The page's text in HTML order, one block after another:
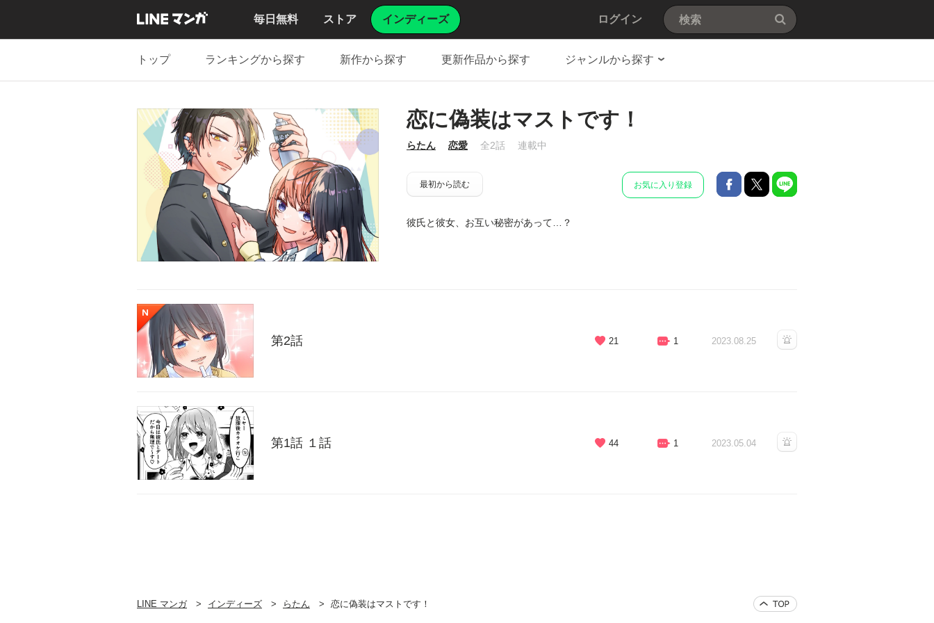
毎日無料 ストア インディーズ ログイン
トップ ランキングから探す 新作から探す 更新作品から探す ジャンルから探す
恋に偽装はマストです！
らたん 恋愛 全2話 連載中
最初から読む お気に入り登録
彼氏と彼女、お互い秘密があって…？
第2話 21 1 2023.08.25
第1話 １話 44 1 2023.05.04
LINE マンガ インディーズ らたん 恋に偽装はマストです！